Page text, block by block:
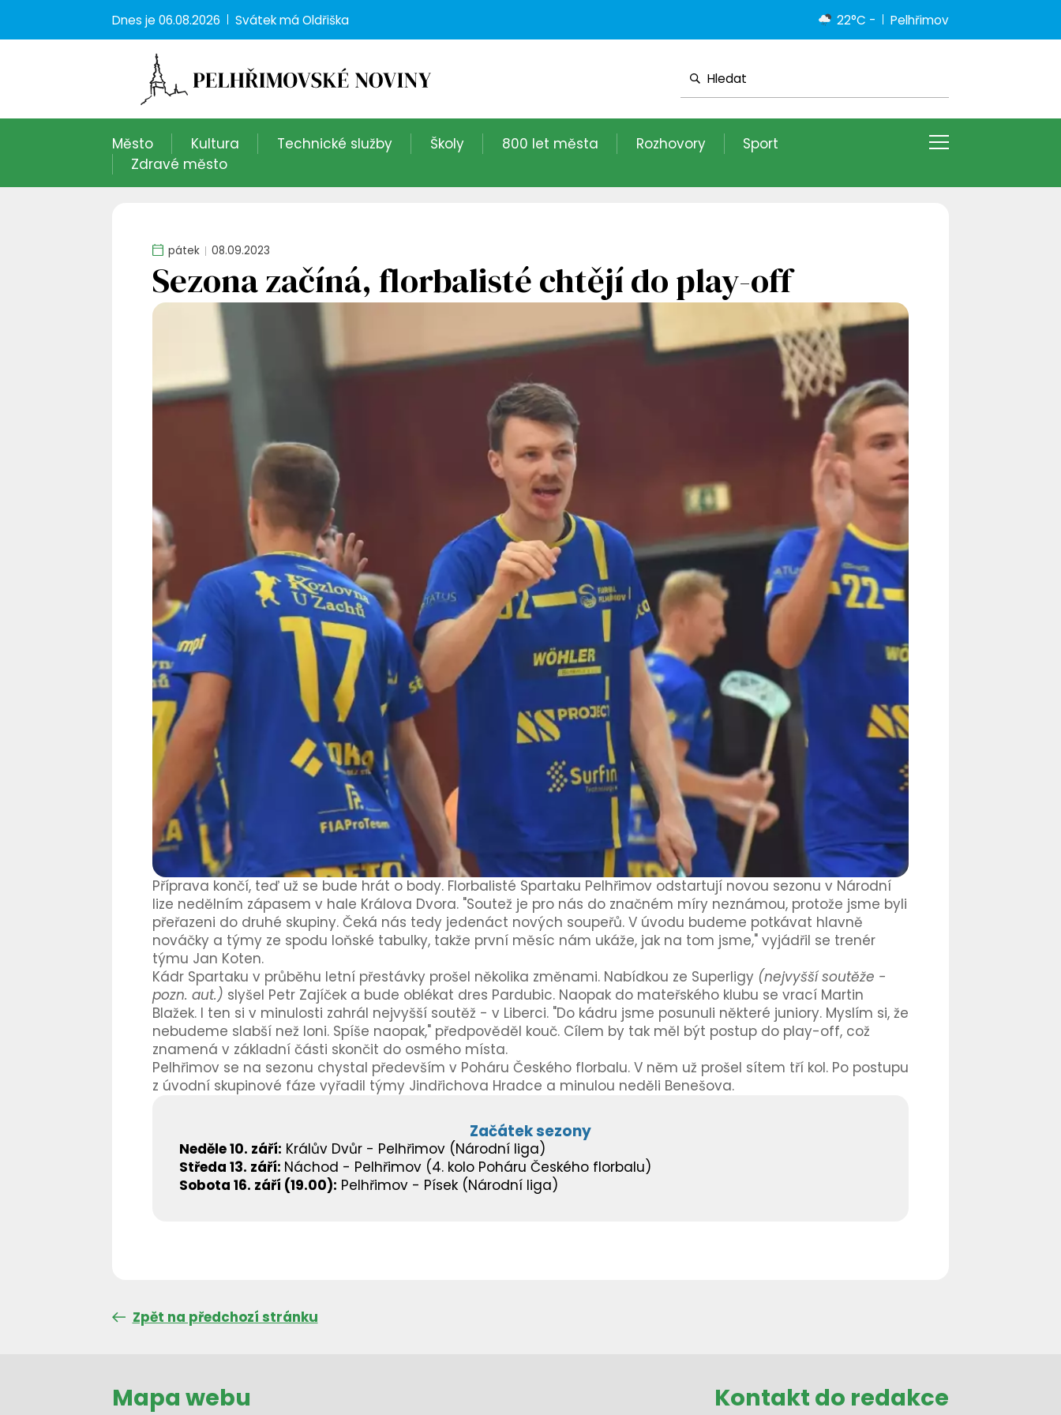
Dnes je 06.08.2026 Svátek máOldřiška 22°C - Pelhřimov
Město Kultura Technické služby Školy 800 let města Rozhovory
Sport
Zdravé město
pátek 08.09.2023
Sezona začíná, florbalisté chtějí do play-off
Příprava končí, teď už se bude hrát o body. Florbalisté Spartaku Pelhřimov odstartují novou sezonu v Národní
lize nedělním zápasem v hale Králova Dvora. "Soutež je pro nás do značném míry neznámou, protože jsme byli
přeřazeni do druhé skupiny. Čeká nás tedy jedenáct nových soupeřů. V úvodu budeme potkávat hlavně
nováčky a týmy ze spodu loňské tabulky, takže první měsíc nám ukáže, jak na tom jsme," vyjádřil se trenér
týmu Jan Koten.
Kádr Spartaku v průběhu letní přestávky prošel několika změnami. Nabídkou ze Superligy (nejvyšší soutěže -
pozn. aut.) slyšel Petr Zajíček a bude oblékat dres Pardubic. Naopak do mateřského klubu se vrací Martin
Blažek. I ten si v minulosti zahrál nejvyšší soutěž - v Liberci. "Do kádru jsme posunuli některé juniory. Myslím si, že
nebudeme slabší než loni. Spíše naopak," předpověděl kouč. Cílem by tak měl být postup do play-off, což
znamená v základní části skončit do osmého místa.
Pelhřimov se na sezonu chystal především v Poháru Českého florbalu. V něm už prošel sítem tří kol. Po postupu
z úvodní skupinové fáze vyřadil týmy Jindřichova Hradce a minulou neděli Benešova.
Začátek sezony
Neděle 10. září: Králův Dvůr - Pelhřimov (Národní liga)
Středa 13. září: Náchod - Pelhřimov (4. kolo Poháru Českého florbalu)
Sobota 16. září (19.00): Pelhřimov - Písek (Národní liga)
Zpět na předchozí stránku
Mapa webu Kontakt do redakce